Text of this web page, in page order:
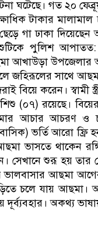
গত ২০
টাকার
গা ঢাকা
পুলিশ আপাতত:
আখাউড়া
জহিরূলের সাথে
করেন। স্বামী
(০৭) রয়েছে।
আচার আচরণ ও
ভর্তি আরো ফ্রি
ভাসতে থাকেন
সেখানে শুরূ হয় তার
আছমা
চলে যায় আছমা।
অকথ্য